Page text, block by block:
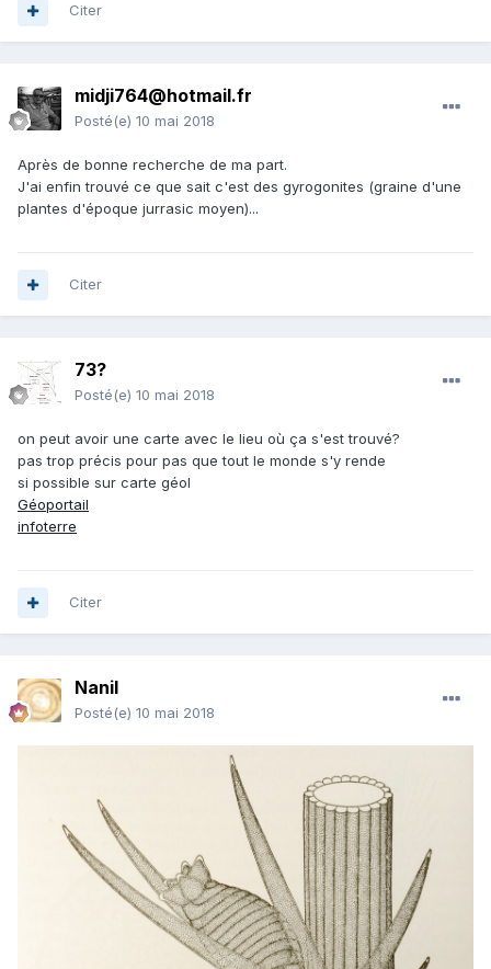
Citer
midji764@hotmail.fr
Posté(e) 10 mai 2018
Après de bonne recherche de ma part.
J'ai enfin trouvé ce que sait c'est des gyrogonites (graine d'une
plantes d'époque jurrasic moyen)...
Citer
73?
Posté(e) 10 mai 2018
on peut avoir une carte avec le lieu où ça s'est trouvé?
pas trop précis pour pas que tout le monde s'y rende
si possible sur carte géol
Géoportail
infoterre
Citer
Nanil
Posté(e) 10 mai 2018